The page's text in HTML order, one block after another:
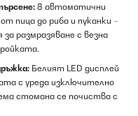
8 автоматични
пица до риба и пуканки –
размразяване с везна
Белият LED дисплей
с уреда изключително
стомана се почиства с